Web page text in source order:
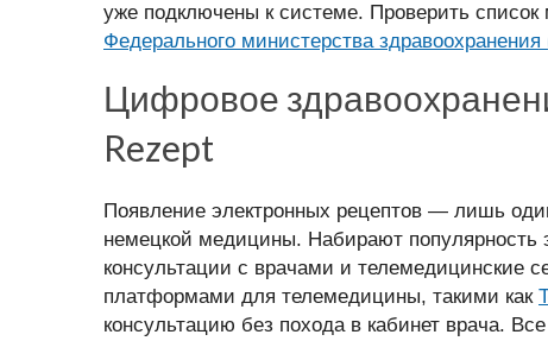
уже подключены к системе. Проверить
Федерального министерства здравоохранения
Цифровое
Rezept
Появление электронных рецептов — лишь
немецкой медицины. Набирают популярность
консультации с врачами и телемедицинские
платформами для телемедицины, такими как
консультацию без похода в кабинет врача.